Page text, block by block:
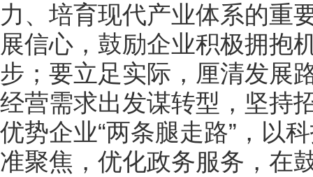
力、培育现代产业体系的重
展信心，鼓励企业积极拥抱
步；要立足实际，厘清发展
经营需求出发谋转型，坚持
优势企业“两条腿走路”，以
准聚焦，优化政务服务，在